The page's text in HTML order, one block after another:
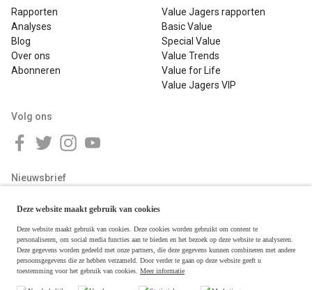
Rapporten
Analyses
Blog
Over ons
Abonneren
Value Jagers rapporten
Basic Value
Special Value
Value Trends
Value for Life
Value Jagers VIP
Volg ons
Nieuwsbrief
Deze website maakt gebruik van cookies
Deze website maakt gebruik van cookies. Deze cookies worden gebruikt om content te
personaliseren, om social media functies aan te bieden en het bezoek op deze website te analyseren.
Deze gegevens worden gedeeld met onze partners, die deze gegevens kunnen combineren met andere
persoonsgegevens die ze hebben verzameld. Door verder te gaan op deze website geeft u
toestemming voor het gebruik van cookies. Meer informatie